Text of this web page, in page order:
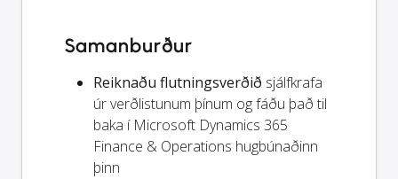
Samanburður
Reiknaðu flutningsverðið sjálfkrafa
úr verðlistunum þínum og fáðu það til
baka í Microsoft Dynamics 365
Finance & Operations hugbúnaðinn
þinn